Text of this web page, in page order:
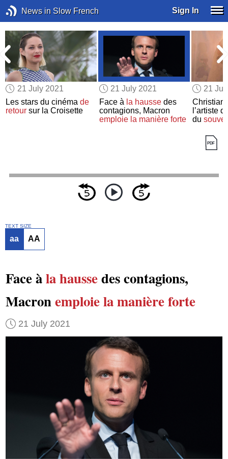
News in Slow French Sign In
21 July 2021
Les stars du cinémade
retour sur la Croisette
21 July 2021
Face à la haussedes
contagions, Macron
emploie la manière forte
21
Christian
l’artiste
du
TEXT SIZE
aa AA
Face àla haussedes contagions,
Macronemploie la manière forte
21 July 2021